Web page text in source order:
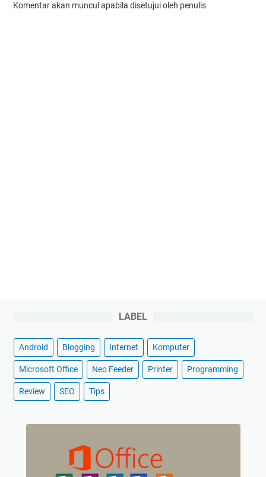
Komentar akan muncul apabila disetujui oleh penulis
LABEL
Android Blogging Internet Komputer
Microsoft Office Neo Feeder Printer Programming
Review SEO Tips